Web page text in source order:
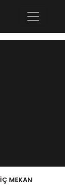
İÇ MEKAN